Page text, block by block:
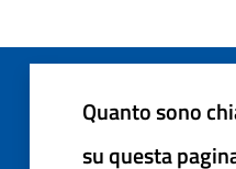
Quanto sono
su questa